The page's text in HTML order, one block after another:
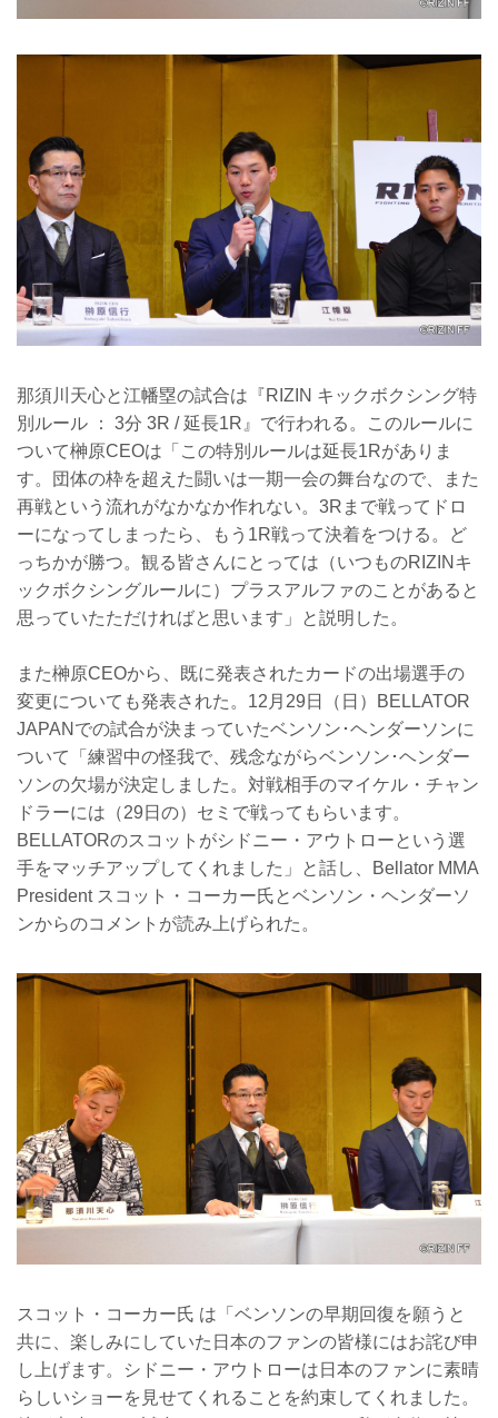
那須川天心と江幡塁の試合は『RIZIN キックボクシング特
別ルール ： 3分 3R / 延長1R』で行われる。このルールに
ついて榊原CEOは「この特別ルールは延長1Rがありま
す。団体の枠を超えた闘いは一期一会の舞台なので、また
再戦という流れがなかなか作れない。3Rまで戦ってドロ
ーになってしまったら、もう1R戦って決着をつける。ど
っちかが勝つ。観る皆さんにとっては（いつものRIZINキ
ックボクシングルールに）プラスアルファのことがあると
思っていたただければと思います」と説明した。
また榊原CEOから、既に発表されたカードの出場選手の
変更についても発表された。12月29日（日）BELLATOR
JAPANでの試合が決まっていたベンソン･ヘンダーソンに
ついて「練習中の怪我で、残念ながらベンソン･ヘンダー
ソンの欠場が決定しました。対戦相手のマイケル・チャン
ドラーには（29日の）セミで戦ってもらいます。
BELLATORのスコットがシドニー・アウトローという選
手をマッチアップしてくれました」と話し、Bellator MMA
President スコット・コーカー氏とベンソン・ヘンダーソ
ンからのコメントが読み上げられた。
スコット・コーカー氏 は「ベンソンの早期回復を願うと
共に、楽しみにしていた日本のファンの皆様にはお詫び申
し上げます。シドニー・アウトローは日本のファンに素晴
らしいショーを見せてくれることを約束してくれました。